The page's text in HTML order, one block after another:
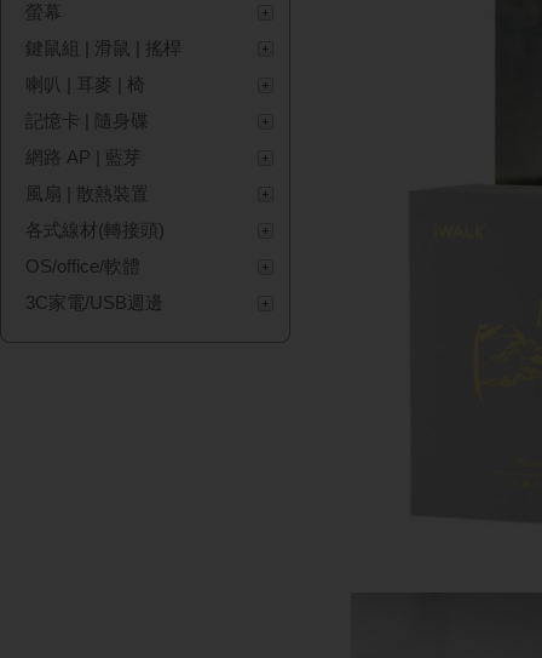
螢幕
鍵鼠組 | 滑鼠 | 搖桿
喇叭 | 耳麥 | 椅
記憶卡 | 隨身碟
網路 AP | 藍芽
風扇 | 散熱裝置
各式線材(轉接頭)
OS/office/軟體
3C家電/USB週邊